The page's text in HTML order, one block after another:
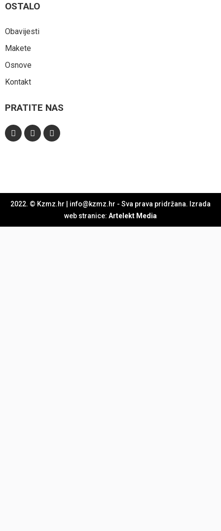
OSTALO
Obavijesti
Makete
Osnove
Kontakt
PRATITE NAS
2022. © Kzmz.hr | info@kzmz.hr - Sva prava pridržana. Izrada
web stranice: Artelekt Media